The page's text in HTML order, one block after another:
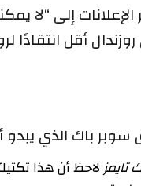
إلى “لا
أقل انتقادًا
الذي يبدو أنه مرتبط
لاحظأن هذا تكتيك